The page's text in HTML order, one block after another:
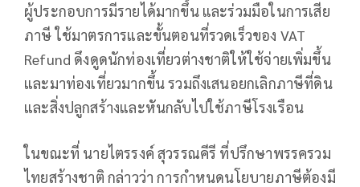
ผู้ประกอบการมีรายได้มากขึ้น และร่วมมือในการเสีย
ภาษี ใช้มาตรการและขั้นตอนที่รวดเร็วของ VAT
Refund ดึงดูดนักท่องเที่ยวต่างชาติให้ใช้จ่ายเพิ่มขึ้น
และมาท่องเที่ยวมากขึ้น รวมถึงเสนอยกเลิกภาษีที่ดิน
และสิ่งปลูกสร้างและหันกลับไปใช้ภาษีโรงเรือน
ในขณะที่ นายไตรรงค์ สุวรรณคีรี ที่ปรึกษาพรรครวม
ไทยสร้างชาติ กล่าวว่า การกำหนดนโยบายภาษีต้องมี